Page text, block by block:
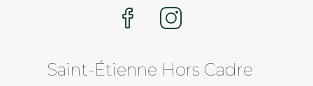
Saint-Étienne Hors Cadre